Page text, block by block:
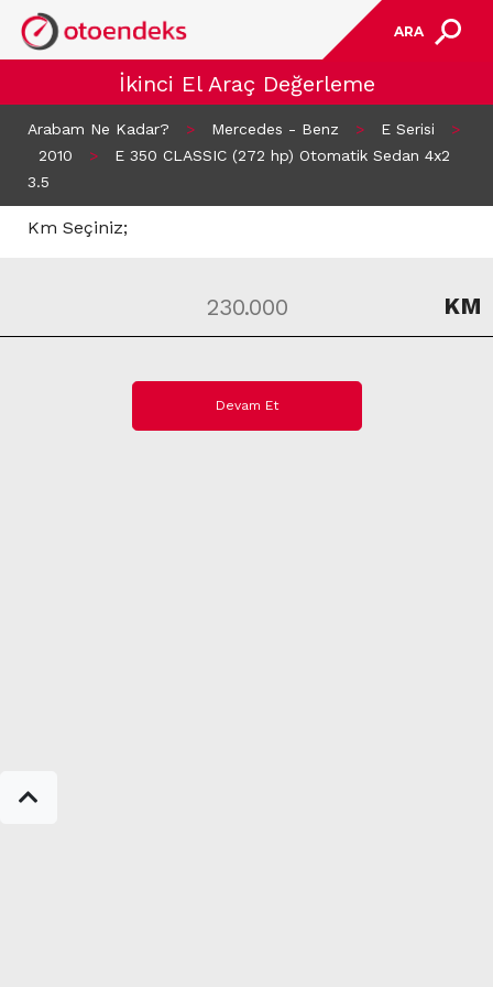
ARA
İkinci El Araç Değerleme
Arabam Ne Kadar? > Mercedes - Benz > E Serisi
>
2010
>
E 350 CLASSIC (272 hp) Otomatik Sedan 4x2
3.5
Km Seçiniz;
KM
Devam Et